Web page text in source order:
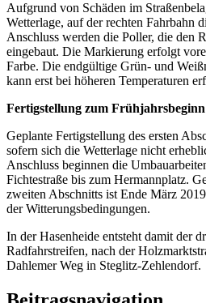
Aufgrund von Schäden im
Wetterlage, auf der rechten Fahrbahn
Anschluss werden die Poller, die den
eingebaut. Die Markierung erfolgt
Farbe. Die endgültige Grün- und
kann erst bei höheren Temperaturen
Fertigstellung zum Frühjahrsbeginn
Geplante Fertigstellung des ersten
sofern sich die Wetterlage nicht
Anschluss beginnen die
Fichtestraße bis zum Hermannplatz.
zweiten Abschnitts ist Ende März
der Witterungsbedingungen.
In der Hasenheide entsteht damit der
Radfahrstreifen, nach der
Dahlemer Weg in Steglitz-Zehlendorf.